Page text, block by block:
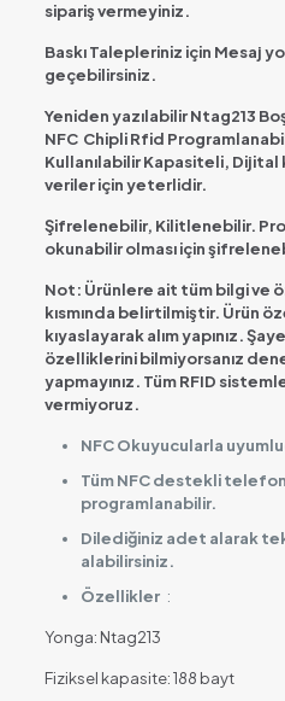
sipariş vermeyiniz.
Baskı Talepleriniz için Mesaj
geçebilirsiniz.
Yeniden yazılabilir Ntag213
NFC Chipli Rfid
Kullanılabilir Kapasiteli,
veriler için yeterlidir.
Şifrelenebilir, Kilitlenebilir.
okunabilir olması için
Not: Ürünlere ait tüm bilgi ve
kısmında belirtilmiştir. Ürün
kıyaslayarak alım yapınız.
özelliklerini bilmiyorsanız
yapmayınız. Tüm RFID
vermiyoruz.
NFC Okuyucularla
Tüm NFC destekli
programlanabilir.
Dilediğiniz adet alarak
alabilirsiniz.
Özellikler:
Yonga: Ntag213
Fiziksel kapasite: 188 bayt